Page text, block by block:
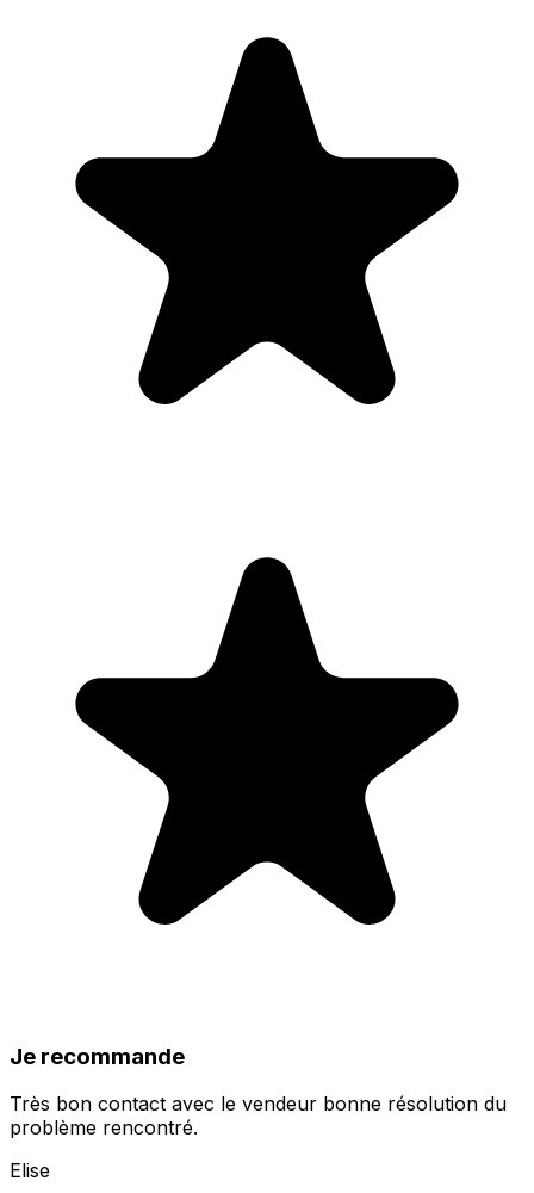
Je recommande
Très bon contact avec le vendeur bonne résolution du
problème rencontré.
Elise